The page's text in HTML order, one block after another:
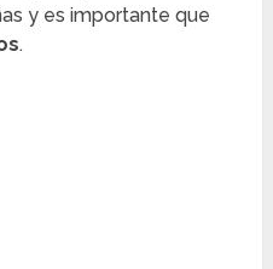
y es importante que
.